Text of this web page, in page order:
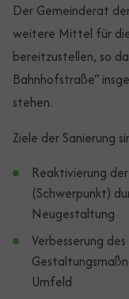
Der Gemeinderat
weitere Mittel für
bereitzustellen, so
Bahnhofstraße“
stehen.
Ziele der Sanierung
Reaktivierung
(Schwerpunkt)
Neugestaltung
Verbesserung
Umfeld